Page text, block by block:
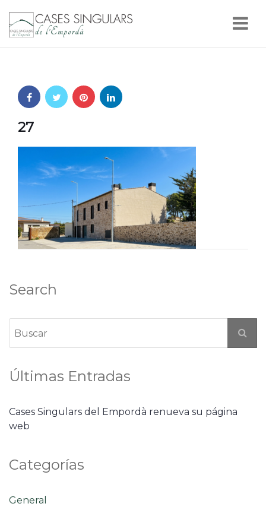
27
Search
Últimas Entradas
Cases Singulars del Empordà renueva su página
web
Categorías
General